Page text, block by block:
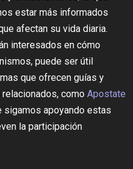
estar más informados
afectan su vida diaria.
interesados en cómo
puede ser útil
que ofrecen guías y
como Apostate
sigamos apoyando estas
la participación